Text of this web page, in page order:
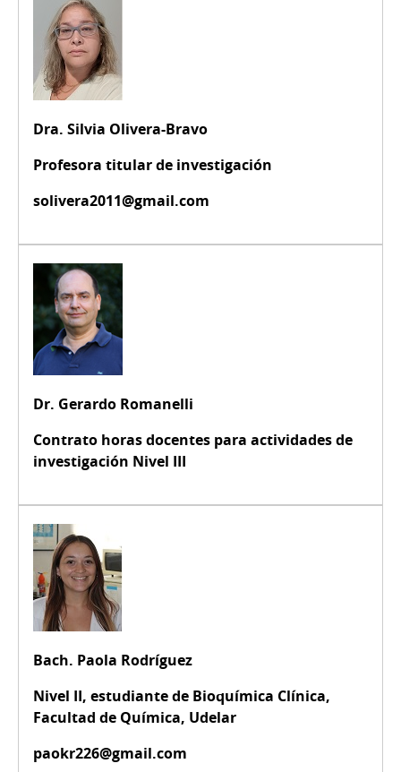
Dra. Silvia Olivera-Bravo
Profesora titular de investigación
solivera2011@gmail.com
Dr. Gerardo Romanelli
Contrato horas docentes para actividades de
investigación Nivel III
Bach. Paola Rodríguez
Nivel II, estudiante de Bioquímica Clínica,
Facultad de Química, Udelar
paokr226@gmail.com